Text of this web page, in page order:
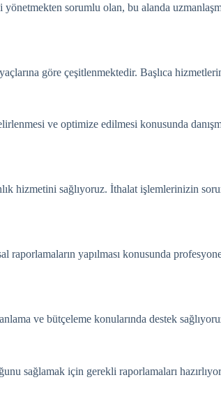
sorumlu olan, bu alanda
göre çeşitlenmektedir. Başlıca
ve optimize edilmesi konusunda
hizmetini sağlıyoruz. İthalat işlemlerinizin
raporlamaların yapılması konusunda
ve bütçeleme konularında destek
sağlamak için gerekli raporlamaları